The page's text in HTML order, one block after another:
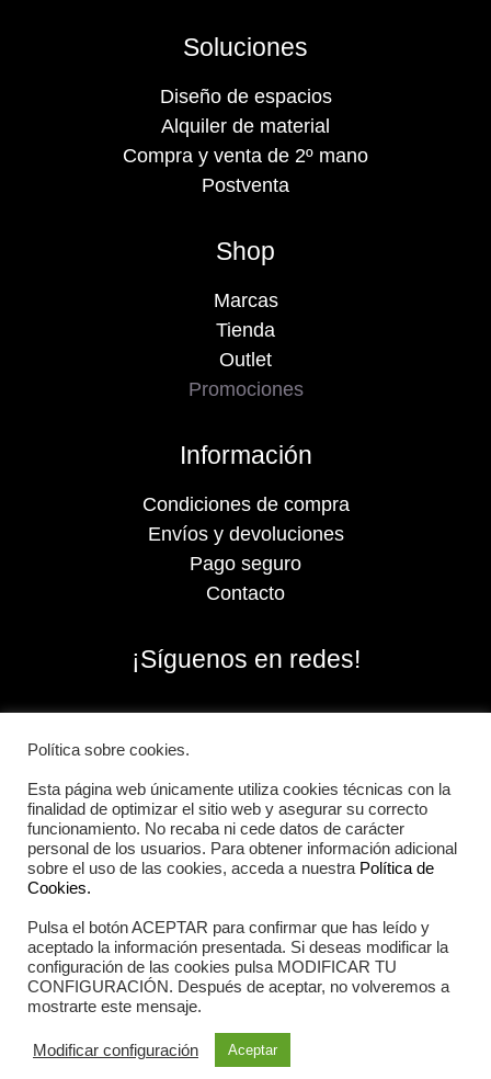
Soluciones
Diseño de espacios
Alquiler de material
Compra y venta de 2º mano
Postventa
Shop
Marcas
Tienda
Outlet
Promociones
Información
Condiciones de compra
Envíos y devoluciones
Pago seguro
Contacto
¡Síguenos en redes!
2026 Iberian Sportech © Todos los derechos
reservados.
Política sobre cookies.
Esta página web únicamente utiliza cookies técnicas con la
finalidad de optimizar el sitio web y asegurar su correcto
funcionamiento. No recaba ni cede datos de carácter
personal de los usuarios. Para obtener información adicional
sobre el uso de las cookies, acceda a nuestra Política de
Cookies.
Pulsa el botón ACEPTAR para confirmar que has leído y
aceptado la información presentada. Si deseas modificar la
configuración de las cookies pulsa MODIFICAR TU
CONFIGURACIÓN. Después de aceptar, no volveremos a
mostrarte este mensaje.
Modificar configuración Aceptar